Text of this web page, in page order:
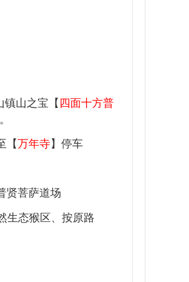
山之宝【 四面十方普
【万年寺】停车
贤菩萨道场
态猴区、按原路